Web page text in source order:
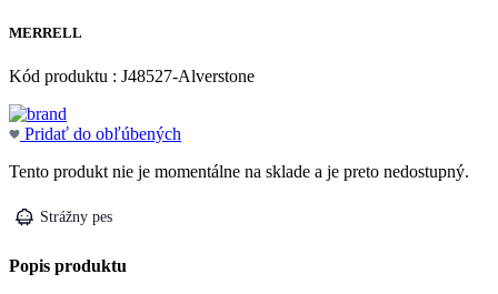
MERRELL
Kód produktu : J48527-Alverstone
Pridať do obľúbených
Tento produkt nie je momentálne na sklade a je preto nedostupný.
Strážny pes
Popis produktu